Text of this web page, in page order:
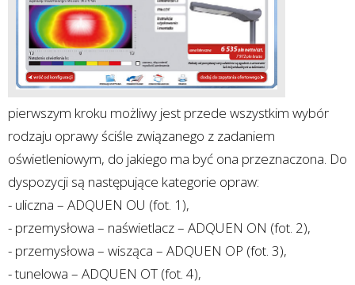
pierwszym kroku możliwy jest przede wszystkim wybór
rodzaju oprawy ściśle związanego z zadaniem
oświetleniowym, do jakiego ma być ona przeznaczona. Do
dyspozycji są następujące kategorie opraw:
- uliczna – ADQUEN OU (fot. 1),
- przemysłowa – naświetlacz – ADQUEN ON (fot. 2),
- przemysłowa – wisząca – ADQUEN OP (fot. 3),
- tunelowa – ADQUEN OT (fot. 4),